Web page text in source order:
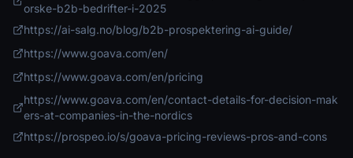
orske-b2b-bedrifter-i-2025
https://ai-salg.no/blog/b2b-prospektering-ai-guide/
https://www.goava.com/en/
https://www.goava.com/en/pricing
https://www.goava.com/en/contact-details-for-decision-mak
ers-at-companies-in-the-nordics
https://prospeo.io/s/goava-pricing-reviews-pros-and-cons